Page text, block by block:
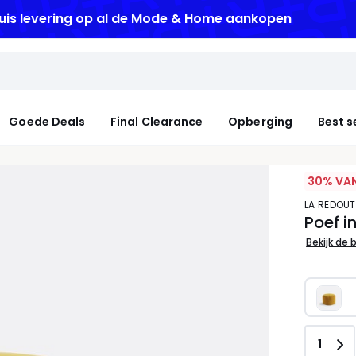
leveringop al de Mode & Home aankopen
Goede Deals Final Clearance Opberging Best
30%
LA
Poef
Bekijk de
Aantal
1